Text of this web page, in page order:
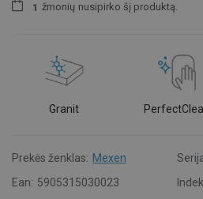
1 žmonių nusipirko šį produktą.
Granit
Prekės ženklas: Mexen
Ean: 5905315030023